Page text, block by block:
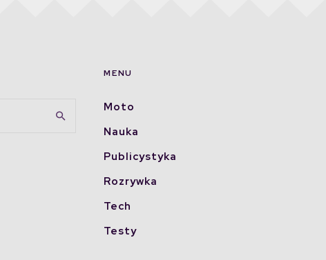
MENU
Moto
Nauka
Publicystyka
Rozrywka
Tech
Testy